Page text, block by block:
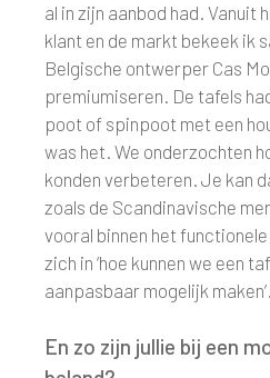
al in zijn aanbod had. Vanuit
klant en de markt bekeek ik
Belgische ontwerper Cas
premiumiseren. De tafels
poot of spinpoot met een
was het. We onderzochten
konden verbeteren. Je kan
zoals de Scandinavische
vooral binnen het
zich in ‘hoe kunnen we een
aanpasbaar mogelijk
En zo zijn jullie bij een